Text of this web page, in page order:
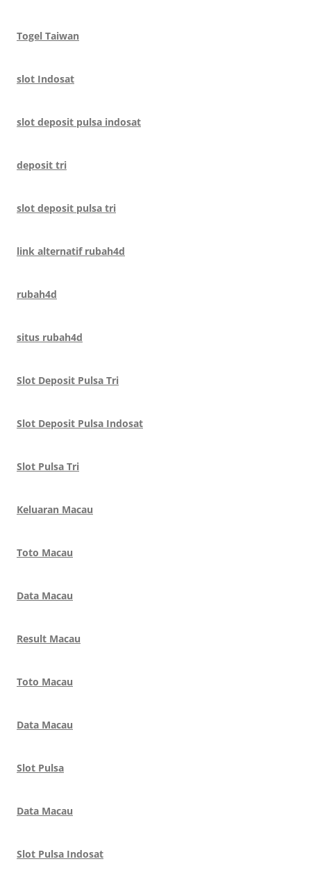
Togel Taiwan
slot Indosat
slot deposit pulsa indosat
deposit tri
slot deposit pulsa tri
link alternatif rubah4d
rubah4d
situs rubah4d
Slot Deposit Pulsa Tri
Slot Deposit Pulsa Indosat
Slot Pulsa Tri
Keluaran Macau
Toto Macau
Data Macau
Result Macau
Toto Macau
Data Macau
Slot Pulsa
Data Macau
Slot Pulsa Indosat